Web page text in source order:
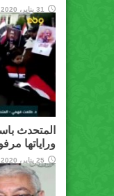
31 يناير، 2020
المتحدث
وراياتها
25 يناير، 2020